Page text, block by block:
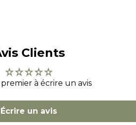
Clients
à écrire un avis
Écrire un avis